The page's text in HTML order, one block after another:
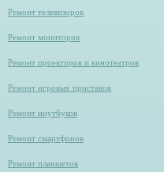
Ремонт телевизоров
Ремонт мониторов
Ремонт проекторов и кинотеатров
Ремонт игровых приставок
Ремонт ноутбуков
Ремонт смартфонов
Ремонт планшетов